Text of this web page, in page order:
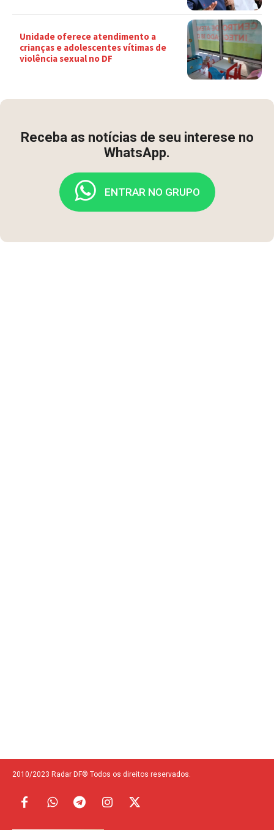
Unidade oferece atendimento a
crianças e adolescentes vítimas de
violência sexual no DF
Receba as notícias de seu interese no
WhatsApp.
ENTRAR NO GRUPO
2010/2023 Radar DF® Todos os direitos reservados.